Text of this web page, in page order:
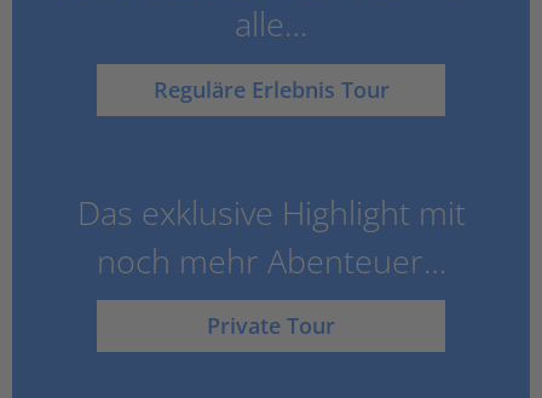
alle…
Reguläre Erlebnis Tour
Das exklusive Highlight mit
noch mehr Abenteuer…
Private Tour